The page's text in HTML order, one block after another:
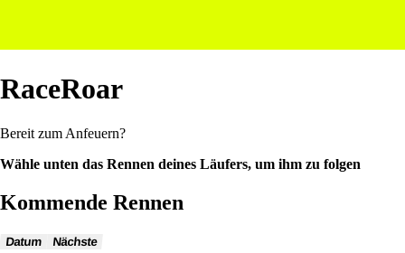
RaceRoar
Bereit zum Anfeuern?
Wähle unten das Rennen deines Läufers, um ihm zu folgen
Kommende Rennen
Datum Nächste